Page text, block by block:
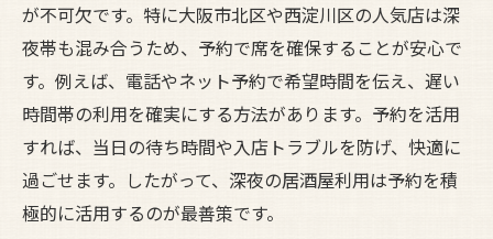
が不可欠です。特に大阪市北区や西淀川区の人気店は深
夜帯も混み合うため、予約で席を確保することが安心で
す。例えば、電話やネット予約で希望時間を伝え、遅い
時間帯の利用を確実にする方法があります。予約を活用
すれば、当日の待ち時間や入店トラブルを防げ、快適に
過ごせます。したがって、深夜の居酒屋利用は予約を積
極的に活用するのが最善策です。